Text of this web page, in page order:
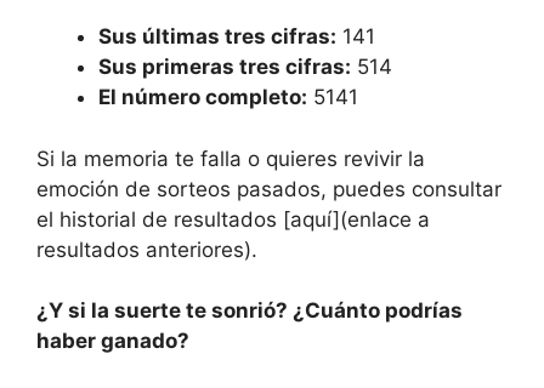
Sus últimas tres cifras: 141
Sus primeras tres cifras: 514
El número completo: 5141
Si la memoria te falla o quieres revivir la
emoción de sorteos pasados, puedes consultar
el historial de resultados [aquí](enlace a
resultados anteriores).
¿Y si la suerte te sonrió? ¿Cuánto podrías
haber ganado?